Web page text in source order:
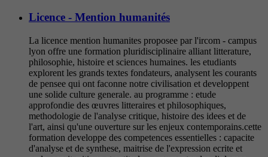
Licence - Mention humanités
La licence mention humanites proposee par l'ircom - campus
lyon offre une formation pluridisciplinaire alliant litterature,
philosophie, histoire et sciences humaines. les etudiants
explorent les grands textes fondateurs, analysent les courants
de pensee qui ont faconne notre civilisation et developpent
une solide culture generale. au programme : etude
approfondie des œuvres litteraires et philosophiques,
methodologie de l'analyse critique, histoire des idees et de
l'art, ainsi qu'une ouverture sur les enjeux contemporains.cette
formation developpe des competences essentielles : capacite
d'analyse et de synthese, maitrise de l'expression ecrite et